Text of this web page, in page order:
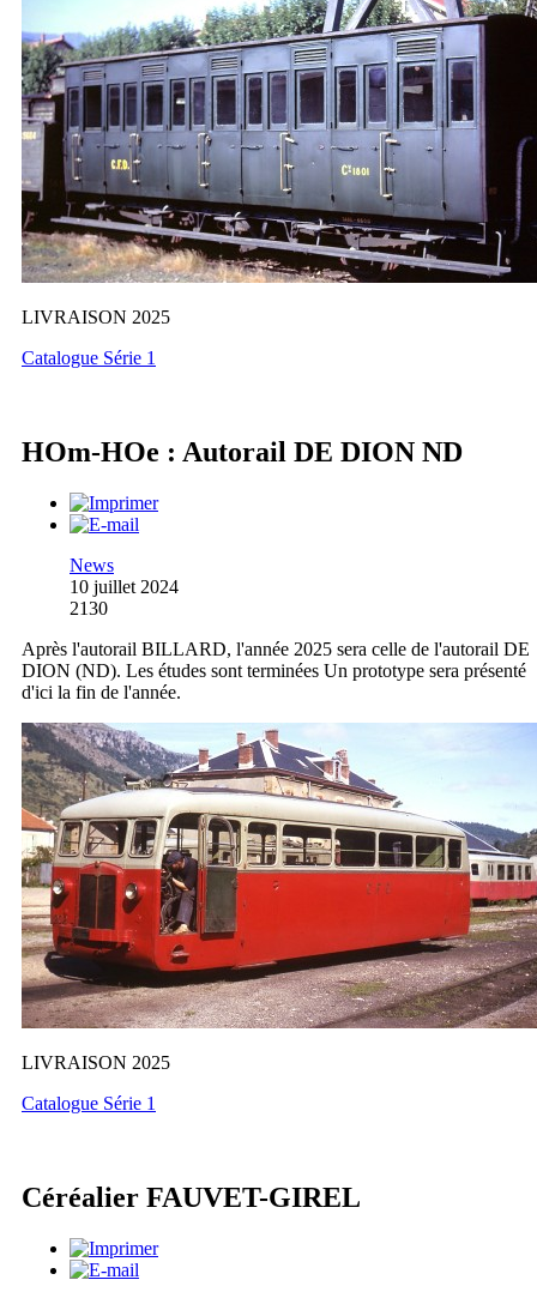
LIVRAISON 2025
Catalogue Série 1
HOm-HOe : Autorail DE DION ND
News
10 juillet 2024
2130
Après l'autorail BILLARD, l'année 2025 sera celle de l'autorail DE
DION (ND). Les études sont terminées Un prototype sera présenté
d'ici la fin de l'année.
LIVRAISON 2025
Catalogue Série 1
Céréalier FAUVET-GIREL